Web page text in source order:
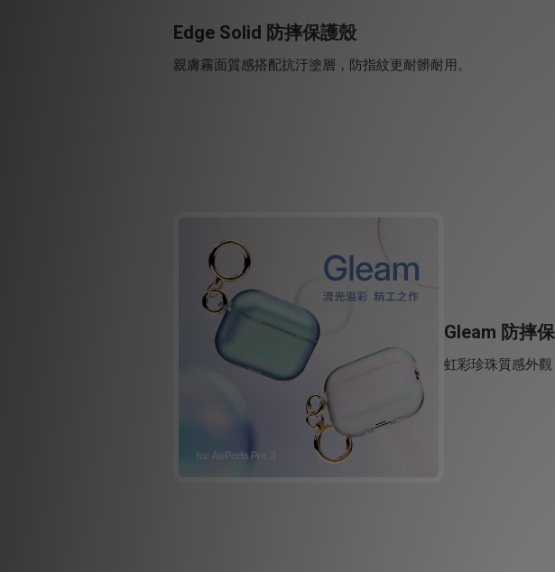
Edge Solid 防摔保護殼
親膚霧面質感搭配抗汙塗層，防指紋更耐髒耐用。
Gleam 防摔
虹彩珍珠質感外觀